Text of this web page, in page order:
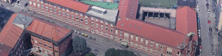
Collabora con noi
Notizie